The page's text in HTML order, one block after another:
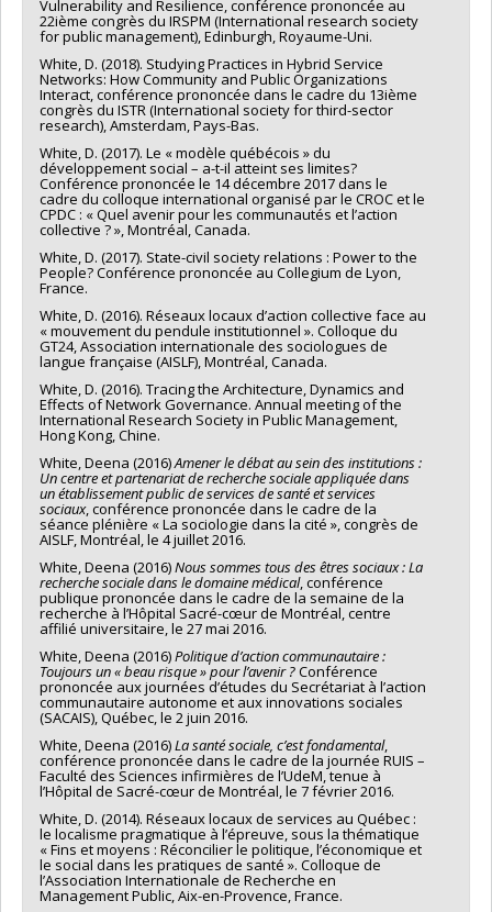
Vulnerability and Resilience, conférence prononcée au
22ième congrès du IRSPM (International research society
for public management), Edinburgh, Royaume-Uni.
White, D. (2018). Studying Practices in Hybrid Service
Networks: How Community and Public Organizations
Interact, conférence prononcée dans le cadre du 13ième
congrès du ISTR (International society for third-sector
research), Amsterdam, Pays-Bas.
White, D. (2017). Le « modèle québécois » du
développement social – a-t-il atteint ses limites?
Conférence prononcée le 14 décembre 2017 dans le
cadre du colloque international organisé par le CROC et le
CPDC : « Quel avenir pour les communautés et l’action
collective ? », Montréal, Canada.
White, D. (2017). State-civil society relations : Power to the
People? Conférence prononcée au Collegium de Lyon,
France.
White, D. (2016). Réseaux locaux d’action collective face au
« mouvement du pendule institutionnel ». Colloque du
GT24, Association internationale des sociologues de
langue française (AISLF), Montréal, Canada.
White, D. (2016). Tracing the Architecture, Dynamics and
Effects of Network Governance. Annual meeting of the
International Research Society in Public Management,
Hong Kong, Chine.
White, Deena (2016)Amener le débat au sein des institutions :
Un centre et partenariat de recherche sociale appliquée dans
un établissement public de services de santé et services
sociaux, conférence prononcée dans le cadre de la
séance plénière « La sociologie dans la cité », congrès de
AISLF, Montréal, le 4 juillet 2016.
White, Deena (2016)Nous sommes tous des êtres sociaux : La
recherche sociale dans le domaine médical, conférence
publique prononcée dans le cadre de la semaine de la
recherche à l’Hôpital Sacré-cœur de Montréal, centre
affilié universitaire, le 27 mai 2016.
White, Deena (2016)Politique d’action communautaire :
Toujours un « beau risque » pour l’avenir ?Conférence
prononcée aux journées d’études du Secrétariat à l’action
communautaire autonome et aux innovations sociales
(SACAIS), Québec, le 2 juin 2016.
White, Deena (2016)La santé sociale, c’est fondamental,
conférence prononcée dans le cadre de la journée RUIS –
Faculté des Sciences infirmières de l’UdeM, tenue à
l’Hôpital de Sacré-cœur de Montréal, le 7 février 2016.
White, D. (2014). Réseaux locaux de services au Québec :
le localisme pragmatique à l’épreuve, sous la thématique
« Fins et moyens : Réconcilier le politique, l’économique et
le social dans les pratiques de santé ». Colloque de
l’Association Internationale de Recherche en
Management Public, Aix-en-Provence, France.